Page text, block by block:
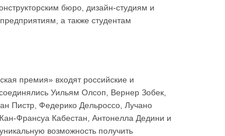
бюро, дизайн-студиям и
а также студентам
премия» входят российские и
Уильям Олсоп, Вернер Зобек,
Пистр, Федерико Дельроссо, Лучано
Франсуа Кабестан, Антонелла Дедини и
возможность получить